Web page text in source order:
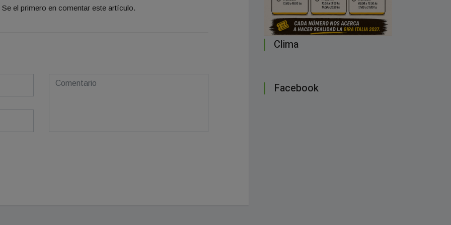
Se el primero en comentar este artículo.
Clima
Facebook